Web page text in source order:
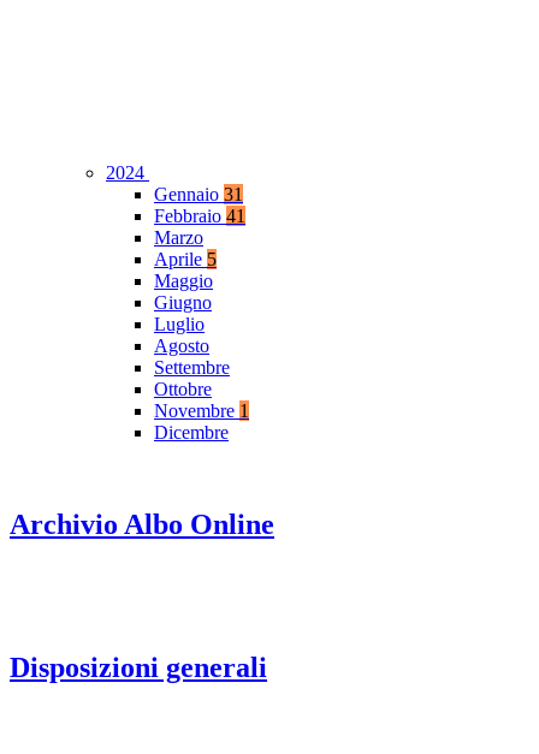
2024
Gennaio 31
Febbraio 41
Marzo
Aprile 5
Maggio
Giugno
Luglio
Agosto
Settembre
Ottobre
Novembre 1
Dicembre
Archivio Albo Online
Disposizioni generali